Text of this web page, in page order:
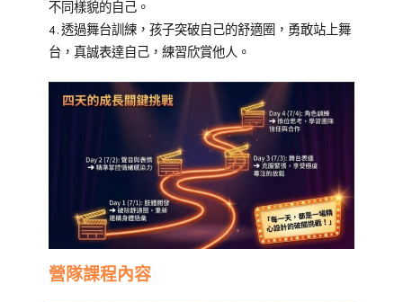
不同樣貌的自己。
4.透過舞台訓練，孩子突破自己的舒適圈，勇敢站上舞
台，真誠表達自己，練習欣賞他人。
營隊課程內容